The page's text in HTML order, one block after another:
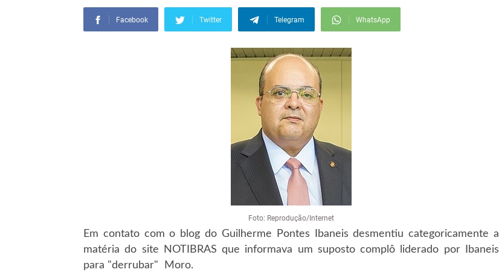
Facebook Twitter Telegram WhatsApp
Foto: Reprodução/Internet
Em contato com o blog do Guilherme Pontes Ibaneis desmentiu categoricamente a
matéria do site NOTIBRAS que informava um suposto complô liderado por Ibaneis
para "derrubar" Moro.